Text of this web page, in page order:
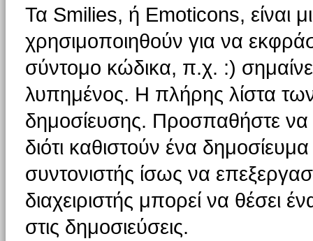
Τα Smilies, ή Emoticons, είναι
χρησιμοποιηθούν για να
σύντομο κώδικα, π.χ. :)
λυπημένος. Η πλήρης λίστα των
δημοσίευσης. Προσπαθήστε να
διότι καθιστούν ένα
συντονιστής ίσως να
διαχειριστής μπορεί να θέσει
στις δημοσιεύσεις.